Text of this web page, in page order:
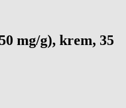
mg/g), krem, 35